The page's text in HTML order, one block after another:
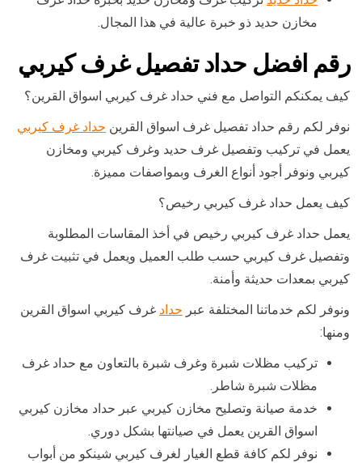
مخازن حديد ذو خبرة عالية في هذا المجال.
رقم افضل حداد تفصيل غرف كيربي
كيف يمكنكم التواصل مع فني حداد غرف كيربي اسواق القرين؟
نوفر لكم رقم حداد تفصيل غرف اسواق القرين حداد غرف كيربي
يعمل في تركيب وتفصيل غرف حديد وغرف كيربي ومخازن
كيربي ونوفر أجود أنواع الغرف وبمواصفات مميزة.
كيف يعمل حداد غرف كيربي رخيص؟
يعمل حداد غرف كيربي رخيص في أخذ المقاسات المطلوبة
وتفصيل غرف كيربي حسب طلب العميل ويعمل في تثبيت غرف
كيربي بمعدات حديثة وأمنة.
ونوفر لكم خدماتنا المختلفة عبر حداد غرف كيربي اسواق القرين
ومنها:
تركيب مظلات شبرة وغرف شبرة بالتعاون مع حداد غرف
مظلات شبرة شاطر.
خدمة صيانة وتصليح مخازن كيربي عبر حداد مخازن كيربي
اسواق القرين يعمل في صيانتها بشكل دوري.
نوفر لكم كافة قطع الغيار لغرف كيربي شينكو من أبواب